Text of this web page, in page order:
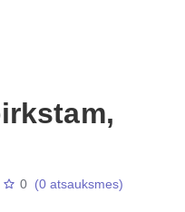
0 (0 atsauksmes)